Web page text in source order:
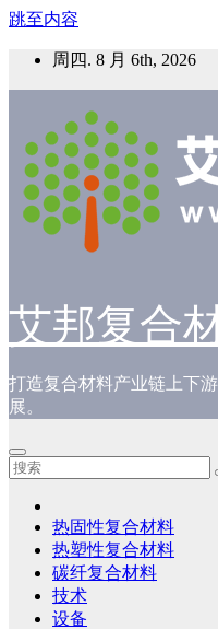
跳至内容
周四. 8 月 6th, 2026
艾邦复合
打造复合材料产业链上下
展。
热固性复合材料
热塑性复合材料
碳纤复合材料
技术
设备